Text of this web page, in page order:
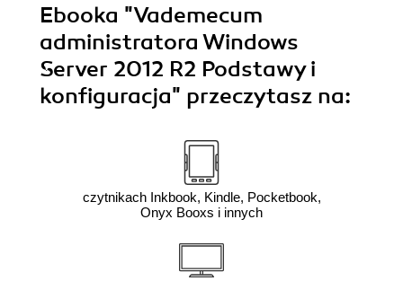
Ebooka "Vademecum
administratora Windows
Server 2012 R2 Podstawy i
konfiguracja" przeczytasz na:
czytnikach Inkbook, Kindle, Pocketbook,
Onyx Booxs i innych